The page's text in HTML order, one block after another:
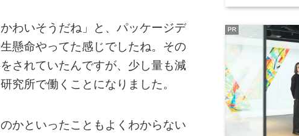
わいそうだね」と、パッケージデ
懸命やってた感じでしたね。その
されていたんですが、少し量も減
究所で働くことになりました。
かといったこともよくわからない
PR